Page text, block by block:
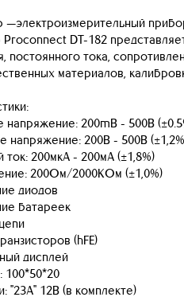
—электроизмерительный
Proconnect DT-182
постоянного тока,
материалов,
напряжение: 200mВ - 500В
напряжение: 200В - 500В
ток: 200мкА - 200мА (±1,8%)
200Ом/2000КОм (±1,0%)
диодов
батареек
(hFE)
дисплей
100*50*20
"23А" 12В (в комплекте)